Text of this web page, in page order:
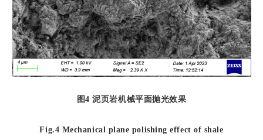
图4 泥页岩机械平面抛光效果
Fig.4 Mechanical plane polishing effect of shale